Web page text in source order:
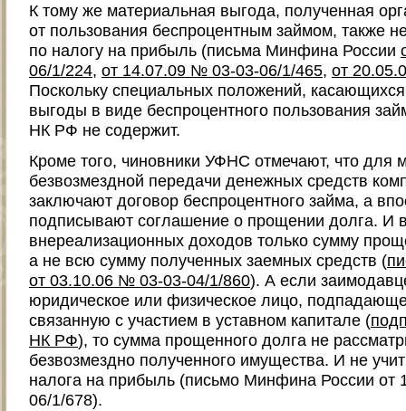
К тому же материальная выгода, полученная
от пользования беспроцентным займом, также
по налогу на прибыль (письма Минфина России
06/1/224, от 14.07.09 № 03-03-06/1/465, от
Поскольку специальных положений,
выгоды в виде беспроцентного пользования
НК РФ не содержит.
Кроме того, чиновники УФНС отмечают, что для
безвозмездной передачи денежных средств
заключают договор беспроцентного займа, а
подписывают соглашение о прощении долга. И
внереализационных доходов только сумму
а не всю сумму полученных заемных средств (
от 03.10.06 № 03-03-04/1/860). А если
юридическое или физическое лицо,
связанную с участием в уставном капитале (
НК РФ), то сумма прощенного долга не
безвозмездно полученного имущества. И не
налога на прибыль (письмо Минфина России от
06/1/678).